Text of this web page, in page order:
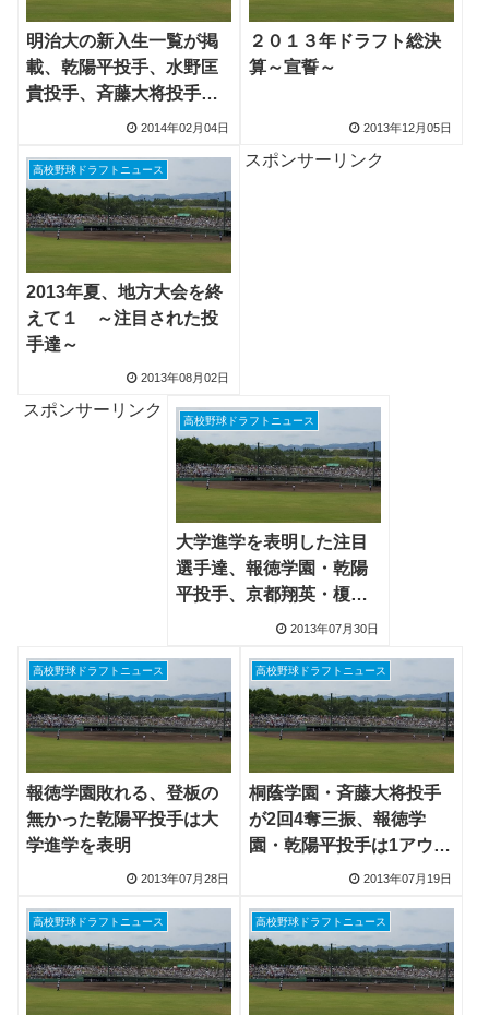
明治大の新入生一覧が掲
載、乾陽平投手、水野匡
貴投手、斉藤大将投手、
竹村春樹選手、荒井海斗
2014年02月04日
２０１３年ドラフト総決
算～宣誓～
2013年12月05日
高校野球ドラフトニュース
2013年夏、地方大会を終
えて１ ～注目された投
手達～
2013年08月02日
スポンサーリンク
スポンサーリンク
高校野球ドラフトニュース
大学進学を表明した注目
選手達、報徳学園・乾陽
平投手、京都翔英・榎本
和輝投手、広陵・下石涼
2013年07月30日
高校野球ドラフトニュース
報徳学園敗れる、登板の
無かった乾陽平投手は大
学進学を表明
2013年07月28日
高校野球ドラフトニュース
桐蔭学園・斉藤大将投手
が2回4奪三振、報徳学
園・乾陽平投手は1アウト
も取れず降板
2013年07月19日
高校野球ドラフトニュース 高校野球ドラフトニュース